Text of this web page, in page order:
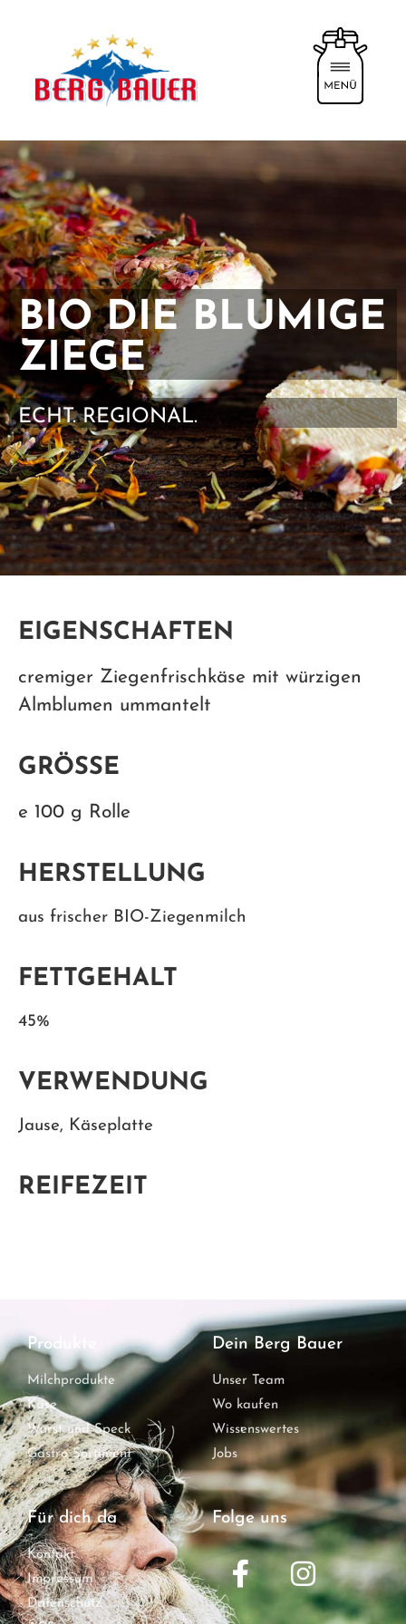
BIO DIE BLUMIGE
ZIEGE
ECHT. REGIONAL.
EIGENSCHAFTEN
cremiger Ziegenfrischkäse mit würzigen
Almblumen ummantelt
GRÖSSE
e 100 g Rolle
HERSTELLUNG
aus frischer BIO-Ziegenmilch
FETTGEHALT
45%
VERWENDUNG
Jause, Käseplatte
REIFEZEIT
Produkte
Milchprodukte
Käse
Wurst und Speck
Gastro Sortiment
Dein Berg Bauer
Unser Team
Wo kaufen
Wissenswertes
Jobs
Für dich da
Kontakt
Impressum
Datenschutz
Folge uns